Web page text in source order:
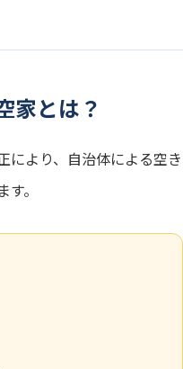
家とは？
により、自治体による空き
。